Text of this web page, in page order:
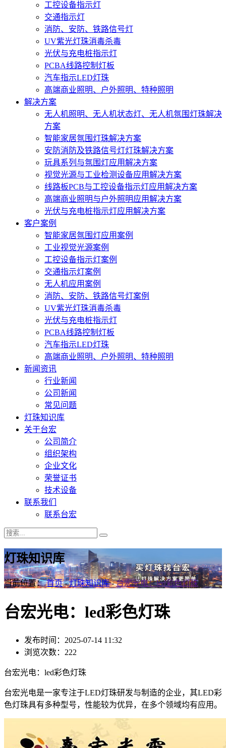
工控设备指示灯
交通指示灯
消防、安防、铁路信号灯
UV紫光灯珠消毒杀毒
光伏与充电桩指示灯
PCBA线路控制灯板
汽车指示LED灯珠
高端商业照明、户外照明、特种照明
解决方案
无人机照明、无人机状态灯、无人机氛围灯珠解决
方案
智能家居氛围灯珠解决方案
安防消防及铁路信号灯灯珠解决方案
玩具系列与氛围灯应用解决方案
视觉光源与工业检测设备应用解决方案
线路板PCB与工控设备指示灯应用解决方案
高端商业照明与户外照明应用解决方案
光伏与充电桩指示灯应用解决方案
客户案例
智能家居氛围灯应用案例
工业视觉光源案例
工控设备指示灯案例
交通指示灯案例
无人机应用案例
消防、安防、铁路信号灯案例
UV紫光灯珠消毒杀毒
光伏与充电桩指示灯
PCBA线路控制灯板
汽车指示LED灯珠
高端商业照明、户外照明、特种照明
新闻资讯
行业新闻
公司新闻
常见问题
灯珠知识库
关于台宏
公司简介
组织架构
企业文化
荣誉证书
技术设备
联系我们
联系台宏
灯珠知识库
当前位置：首页-灯珠知识库-台宏光电：led彩色灯珠
台宏光电：led彩色灯珠
发布时间：2025-07-14 11:32
浏览次数：222
台宏光电：led彩色灯珠
台宏光电是一家专注于LED灯珠研发与制造的企业，其LED彩
色灯珠具有多种型号，性能较为优异，在多个领域均有应用。